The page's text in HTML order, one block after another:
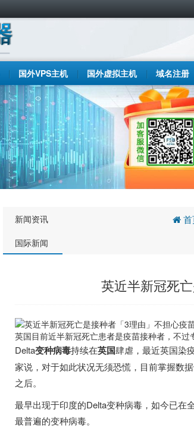
国外VPS主机 国外虚拟主机 域名注册
新闻资讯
国际新闻
英近半新冠死
英国目前近半新冠死亡患者是疫苗接种者，不
Delta变种病毒持续在英国肆虐，最近英国染
家说，对于如此状况无须恐慌，目前掌握数
之后。
最早出现于印度的Delta变种病毒，如今已在
最普遍的变种病毒。